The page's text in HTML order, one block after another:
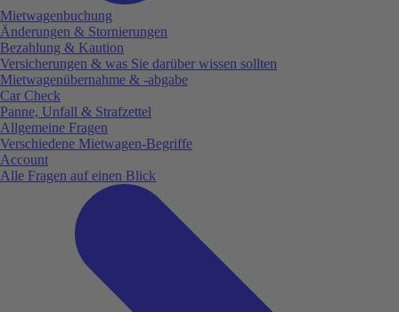
Mietwagenbuchung
Änderungen & Stornierungen
Bezahlung & Kaution
Versicherungen & was Sie darüber wissen sollten
Mietwagenübernahme & -abgabe
Car Check
Panne, Unfall & Strafzettel
Allgemeine Fragen
Verschiedene Mietwagen-Begriffe
Account
Alle Fragen auf einen Blick